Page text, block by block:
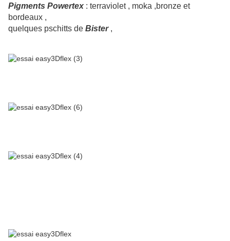
Pigments Powertex : terraviolet , moka ,bronze et
bordeaux ,
quelques pschitts de Bister,